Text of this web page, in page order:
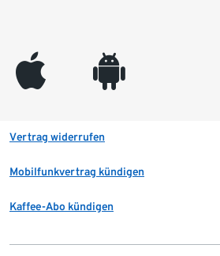
appleinc android
Vertrag widerrufen
Mobilfunkvertrag kündigen
Kaffee-Abo kündigen